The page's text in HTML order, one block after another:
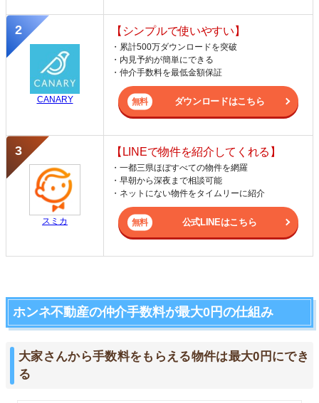
CANARY
【シンプルで使いやすい】
・累計500万ダウンロードを突破
・内見予約が簡単にできる
・仲介手数料を最低金額保証
ダウンロードはこちら
スミカ
【LINEで物件を紹介してくれる】
・一都三県ほぼすべての物件を網羅
・早朝から深夜まで相談可能
・ネットにない物件をタイムリーに紹介
公式LINEはこちら
ホンネ不動産の仲介手数料が最大0円の仕組み
大家さんから手数料をもらえる物件は最大0円にでき
る